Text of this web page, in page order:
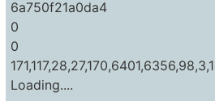
6a750f21a0da4
0
0
Loading....